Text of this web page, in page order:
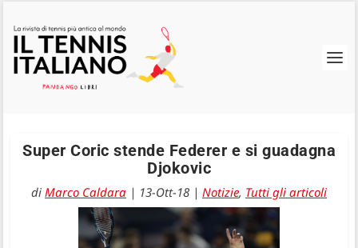
Super Coric stende Federer e si guadagna
Djokovic
di Marco Caldara | 13-Ott-18 | Notizie, Tutti gli articoli